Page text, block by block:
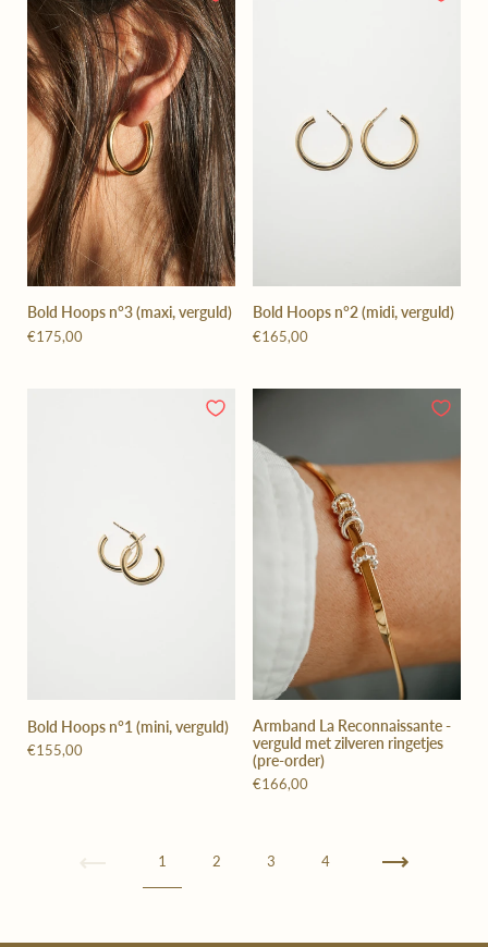
Bold Hoops n°3 (maxi, verguld)
€175,00
Bold Hoops n°2 (midi, verguld)
€165,00
Bold Hoops n°1 (mini, verguld)
€155,00
Armband La Reconnaissante -
verguld met zilveren ringetjes
(pre-order)
€166,00
Vorige 1 2 3 4 Volgende